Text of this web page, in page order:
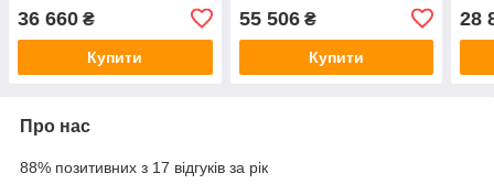
1020(в)х520(ш)х520(гл)
36 660 ₴
Купити
1520(в)х660(ш)х620(гл)
55 506₴
Купити
28
Про нас
88% позитивних з 17 відгуків за рік